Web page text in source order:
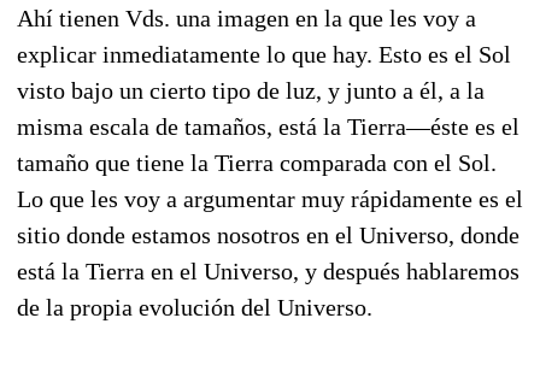
Ahí tienen Vds. una imagen en la que les voy a
explicar inmediatamente lo que hay. Esto es el Sol
visto bajo un cierto tipo de luz, y junto a él, a la
misma escala de tamaños, está la Tierra—éste es el
tamaño que tiene la Tierra comparada con el Sol.
Lo que les voy a argumentar muy rápidamente es el
sitio donde estamos nosotros en el Universo, donde
está la Tierra en el Universo, y después hablaremos
de la propia evolución del Universo.